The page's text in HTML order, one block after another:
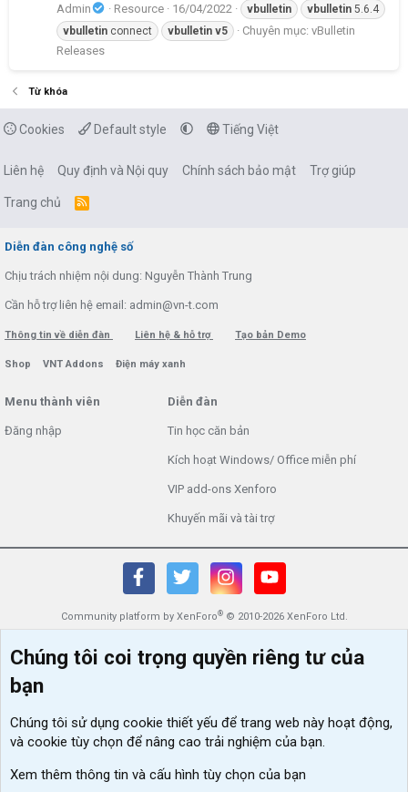
Admin Resource 16/04/2022 vbulletin vbulletin 5.6.4
vbulletin connect vbulletin v5 Chuyên mục: vBulletin
Releases
Từ khóa
Cookies Default style Tiếng Việt
Liên hệ Quy định và Nội quy Chính sách bảo mật Trợ giúp
Trang chủ
R
Diễn đàn công nghệ số
Chịu trách nhiệm nội dung: Nguyễn Thành Trung
Cần hỗ trợ liên hệ email: admin@vn-t.com
Thông tin về diễn đàn Liên hệ & hỗ trợ Tạo bản Demo
Shop VNT Addons Điện máy xanh
Menu thành viên
Đăng nhập
Diễn đàn
Tin học căn bản
Kích hoạt Windows/ Office miễn phí
VIP add-ons Xenforo
Khuyến mãi và tài trợ
Community platform by XenForo® © 2010-2026 XenForo Ltd.
Chúng tôi coi trọng quyền riêng tư của
bạn
Chúng tôi sử dụng cookie thiết yếu để trang web này hoạt động,
và cookie tùy chọn để nâng cao trải nghiệm của bạn.
Xem thêm thông tin và cấu hình tùy chọn của bạn